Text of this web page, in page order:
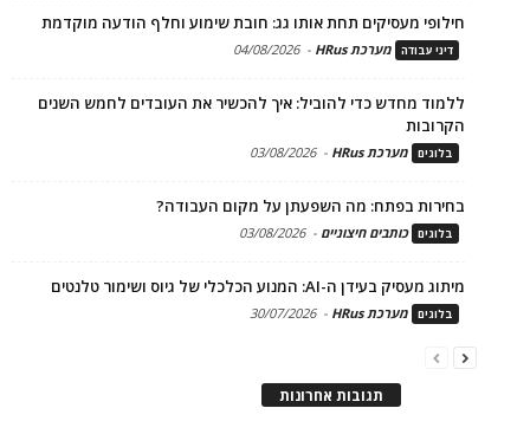
חילופי מעסיקים תחת אותו גג: חובת שימוע וחלף הודעה מוקדמת
דיני עבודה מערכת HRus -
04/08/2026
ללמוד מחדש כדי להוביל: איך להכשיר את העובדים לחמש השנים
הקרובות
בלוגים מערכת HRus -
03/08/2026
בחירות בפתח: מה השפעתן על מקום העבודה?
בלוגים כותבים חיצוניים -
03/08/2026
מיתוג מעסיק בעידן ה-AI: המנוע הכלכלי של גיוס ושימור טלנטים
בלוגים מערכת HRus -
30/07/2026
תגובות אחרונות